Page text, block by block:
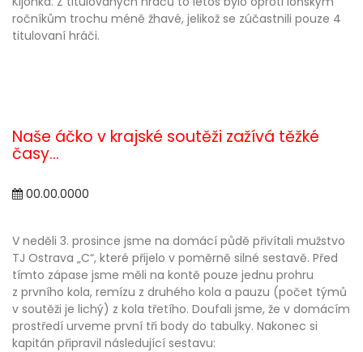
ročníkům trochu méně žhavé, jelikož se zúčastnili pouze 4
titulovaní hráči.
Naše áčko v krajské soutěži zažívá těžké
časy...
00.00.0000
V neděli 3. prosince jsme na domácí půdě přivítali mužstvo
TJ Ostrava „C“, které přijelo v poměrně silné sestavě. Před
tímto zápase jsme měli na kontě pouze jednu prohru
z prvního kola, remízu z druhého kola a pauzu (počet týmů
v soutěži je lichý) z kola třetího. Doufali jsme, že v domácím
prostředí urveme první tři body do tabulky. Nakonec si
kapitán připravil následující sestavu: